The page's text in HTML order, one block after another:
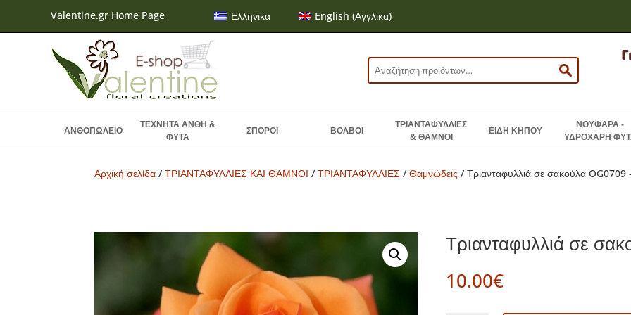
Valentine.gr Home Page Ελληνικα English (Αγγλικα)
Αναζήτηση
για:
ΑΝΘΟΠΩΛΕΙΟ
ΤΕΧΝΗΤΑ ΑΝΘΗ &
ΦΥΤΑ
ΣΠΟΡΟΙ ΒΟΛΒΟΙ
ΤΡΙΑΝΤΑΦΥΛΛΙΕΣ
& ΘΑΜΝΟΙ
ΕΙΔΗ ΚΗΠΟΥ
ΝΟΥΦΑΡΑ -
ΥΔΡΟΧΑΡΗ
Αρχική σελίδα /ΤΡΙΑΝΤΑΦΥΛΛΙΕΣ ΚΑΙ ΘΑΜΝΟΙ /ΤΡΙΑΝΤΑΦΥΛΛΙΕΣ /Θαμνώδεις / Τριανταφυλλιά σε σακούλα
Τριανταφυλλιά σε
10.00€